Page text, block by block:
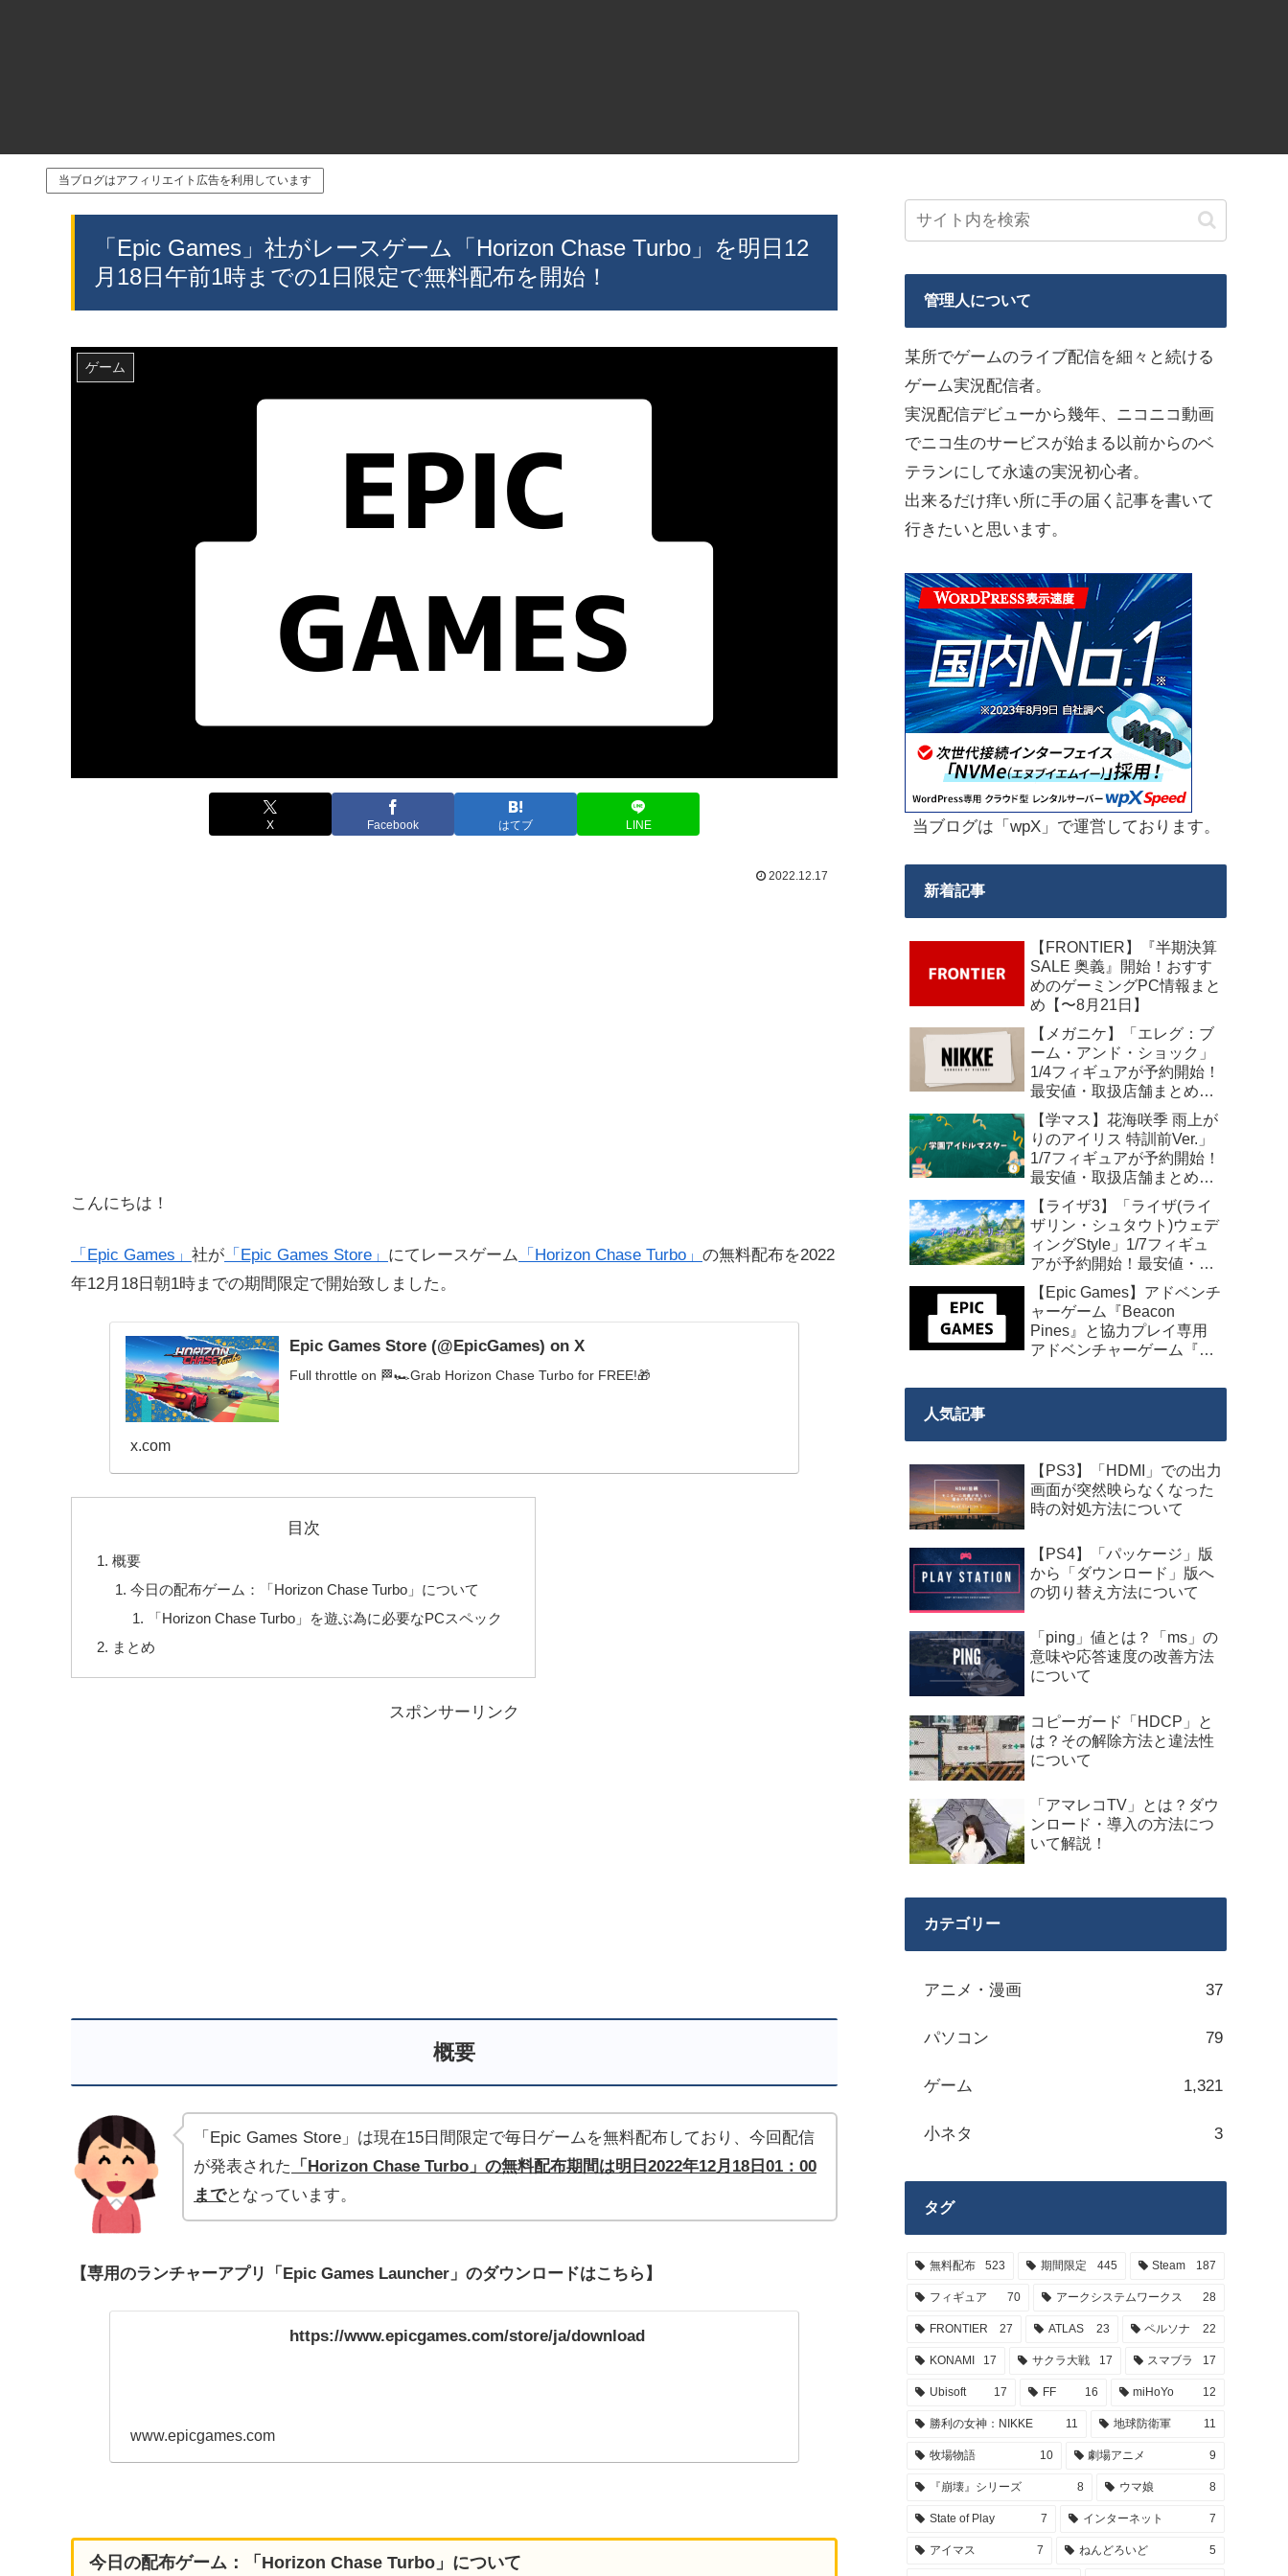
当ブログはアフィリエイト広告を利用しています
「Epic Games」社がレースゲーム「Horizon Chase Turbo」を明日12
月18日午前1時までの1日限定で無料配布を開始！
ゲーム
X Facebook はてブ LINE
2022.12.17
こんにちは！
「Epic Games」 社が 「Epic Games Store」 にてレースゲーム 「Horizon Chase Turbo」 の無料配布を2022
年12月18日朝1時までの期間限定で開始致しました。
Epic Games Store (@EpicGames) on X
Full throttle on 🏁🏎Grab Horizon Chase Turbo for FREE!🎁
x.com
目次
概要
今日の配布ゲーム：「Horizon Chase Turbo」について
「Horizon Chase Turbo」を遊ぶ為に必要なPCスペック
まとめ
スポンサーリンク
概要
「Epic Games Store」は現在15日間限定で毎日ゲームを無料配布しており、今回配信
が発表された
「Horizon Chase Turbo」 の無料配布期間は明日2022年12月18日01：00
までとなっています。
【専用のランチャーアプリ「Epic Games Launcher」のダウンロードはこちら】
https://www.epicgames.com/store/ja/download
www.epicgames.com
今日の配布ゲーム：「 Horizon Chase Turbo 」について
管理人について
某所でゲームのライブ配信を細々と続ける
ゲーム実況配信者。
実況配信デビューから幾年、ニコニコ動画
でニコ生のサービスが始まる以前からのベ
テランにして永遠の実況初心者。
出来るだけ痒い所に手の届く記事を書いて
行きたいと思います。
当ブログは「wpX」で運営しております。
新着記事
【FRONTIER】『半期決算
SALE 奥義』開始！おすす
めのゲーミングPC情報まと
め【〜8月21日】
【メガニケ】「エレグ：ブ
ーム・アンド・ショック」
1/4フィギュアが予約開始！
最安値・取扱店舗まとめ
【2027年10月発売】
【学マス】花海咲季 雨上が
りのアイリス 特訓前Ver.」
1/7フィギュアが予約開始！
最安値・取扱店舗まとめ
【2027年4月発売】
【ライザ3】「ライザ(ライ
ザリン・シュタウト)ウェデ
ィングStyle」1/7フィギュ
アが予約開始！最安値・取
扱店舗まとめ【2027年4月
発売】
【Epic Games】アドベンチ
ャーゲーム『Beacon
Pines』と協力プレイ専用
アドベンチャーゲーム『We
料配布が来週2026年8月14
人気記事
【PS3】「HDMI」での出力
画面が突然映らなくなった
時の対処方法について
【PS4】「パッケージ」版
から「ダウンロード」版へ
の切り替え方法について
「ping」値とは？「ms」の
意味や応答速度の改善方法
について
コピーガード「HDCP」と
は？その解除方法と違法性
について
「アマレコTV」とは？ダウ
ンロード・導入の方法につ
いて解説！
カテゴリー
アニメ・漫画 37
パソコン 79
ゲーム 1,321
小ネタ 3
タグ
無料配布 523 期間限定 445 Steam 187
フィギュア 70 アークシステムワークス 28
FRONTIER 27 ATLAS 23 ペルソナ 22
KONAMI 17 サクラ大戦 17 スマブラ 17
Ubisoft 17 FF 16 miHoYo 12
勝利の女神：NIKKE 11 地球防衛軍 11
牧場物語 10 劇場アニメ 9
『崩壊』シリーズ 8 ウマ娘 8
State of Play 7 インターネット 7
アイマス 7 ねんどろいど 5